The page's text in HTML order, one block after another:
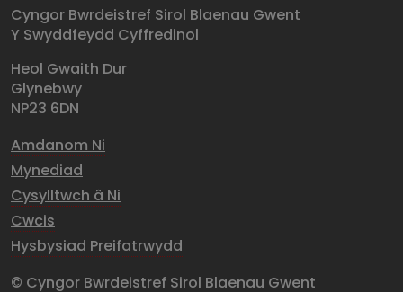
Cyngor Bwrdeistref Sirol Blaenau Gwent
Y Swyddfeydd Cyffredinol
Heol Gwaith Dur
Glynebwy
NP23 6DN
Amdanom Ni
Mynediad
Cysylltwch â Ni
Cwcis
Hysbysiad Preifatrwydd
© Cyngor Bwrdeistref Sirol Blaenau Gwent